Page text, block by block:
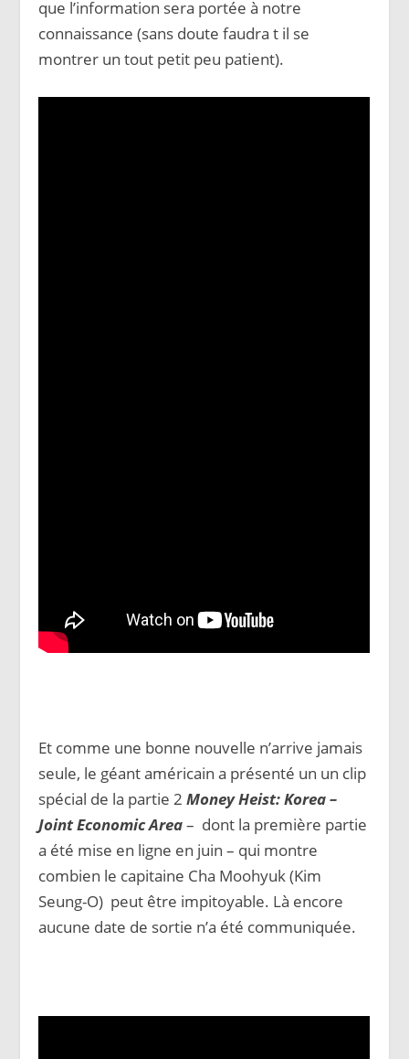
que l’information sera portée à notre
connaissance (sans doute faudra t il se
montrer un tout petit peu patient).
Et comme une bonne nouvelle n’arrive jamais
seule, le géant américain a présenté un un clip
spécial de la partie 2Money Heist: Korea –
Joint Economic Area– dont la première partie
a été mise en ligne en juin – qui montre
combien le capitaine Cha Moohyuk (Kim
Seung-O) peut être impitoyable. Là encore
aucune date de sortie n’a été communiquée.